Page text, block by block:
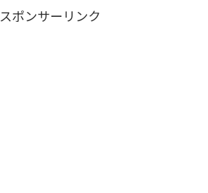
スポンサーリンク